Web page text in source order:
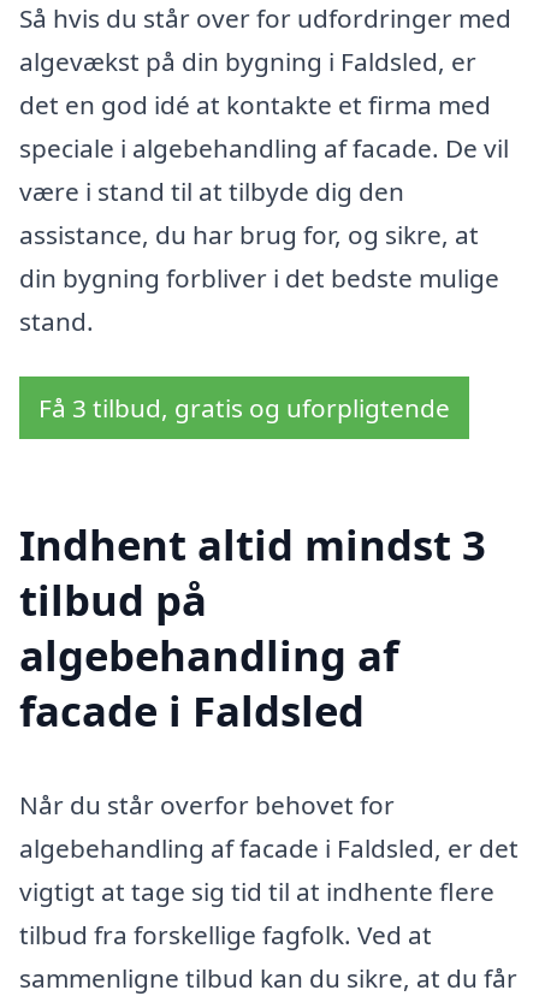
Så hvis du står over for udfordringer med
algevækst på din bygning i Faldsled, er
det en god idé at kontakte et firma med
speciale i algebehandling af facade. De vil
være i stand til at tilbyde dig den
assistance, du har brug for, og sikre, at
din bygning forbliver i det bedste mulige
stand.
Få 3 tilbud, gratis og uforpligtende
Indhent altid mindst 3
tilbud på
algebehandling af
facade i Faldsled
Når du står overfor behovet for
algebehandling af facade i Faldsled, er det
vigtigt at tage sig tid til at indhente flere
tilbud fra forskellige fagfolk. Ved at
sammenligne tilbud kan du sikre, at du får